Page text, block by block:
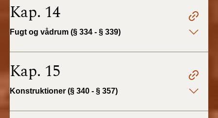
Kap. 14
Fugt og vådrum (§ 334 - § 339)
Kap. 15
Konstruktioner (§ 340 - § 357)